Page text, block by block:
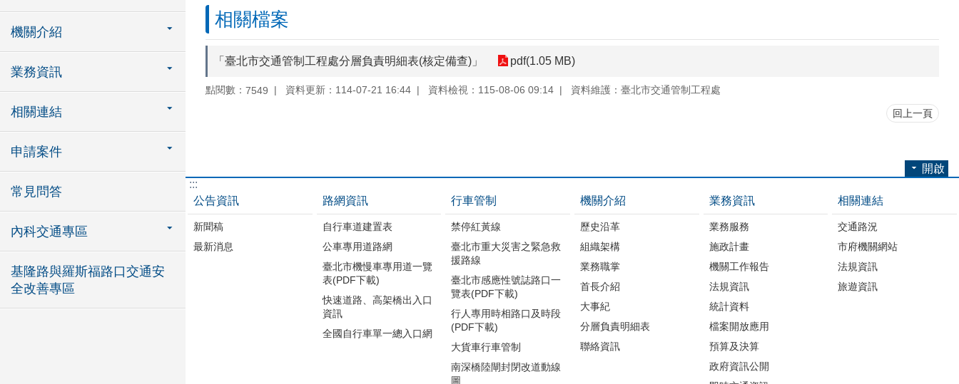
機關介紹
業務資訊
相關連結
申請案件
常見問答
內科交通專區
基隆路與羅斯福路口交通安
全改善專區
相關檔案
「臺北市交通管制工程處分層負責明細表(核定備查)」 pdf(1.05 MB)
點閱數： 7549 資料更新：114-07-21 16:44 資料檢視：115-08-06 09:14 資料維護：臺北市交通管制工程處
回上一頁
開啟
:::
公告資訊
新聞稿
最新消息
路網資訊
自行車道建置表
公車專用道路網
臺北市機慢車專用道一覽
表(PDF下載)
快速道路、高架橋出入口
資訊
全國自行車單一總入口網
行車管制
禁停紅黃線
臺北市重大災害之緊急救
援路線
臺北市感應性號誌路口一
覽表(PDF下載)
行人專用時相路口及時段
(PDF下載)
大貨車行車管制
南深橋陸閘封閉改道動線
圖
機關介紹
歷史沿革
組織架構
業務職掌
首長介紹
大事紀
分層負責明細表
聯絡資訊
業務資訊
業務服務
施政計畫
機關工作報告
法規資訊
統計資料
檔案開放應用
預算及決算
政府資訊公開
相關連結
交通路況
市府機關網站
法規資訊
旅遊資訊